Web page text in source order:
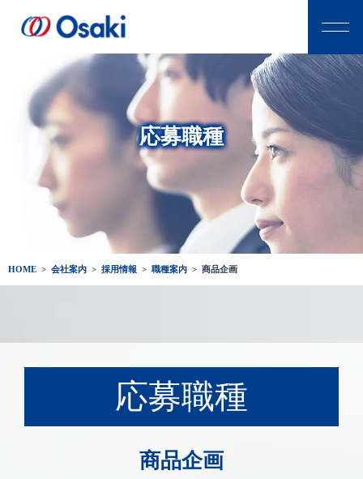
応募職種
HOME > 会社案内 > 採用情報 > 職種案内 > 商品企画
応募職種
商品企画